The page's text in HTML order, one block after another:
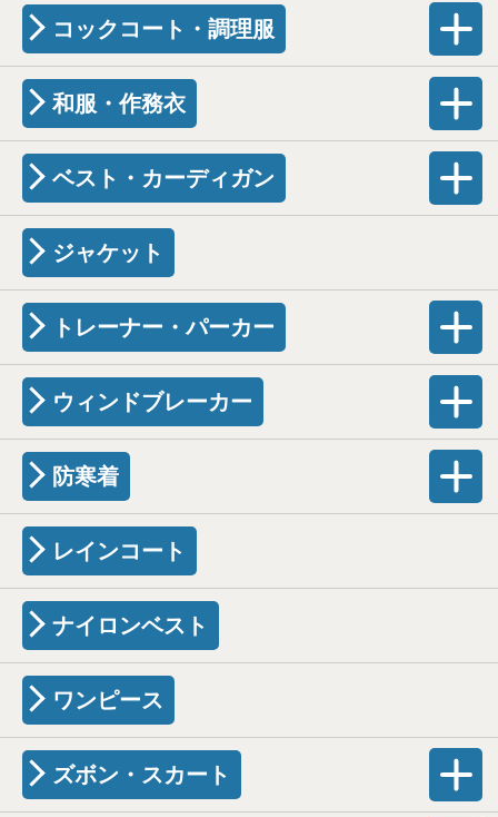
コックコート・調理服
和服・作務衣
ベスト・カーディガン
ジャケット
トレーナー・パーカー
ウィンドブレーカー
防寒着
レインコート
ナイロンベスト
ワンピース
ズボン・スカート